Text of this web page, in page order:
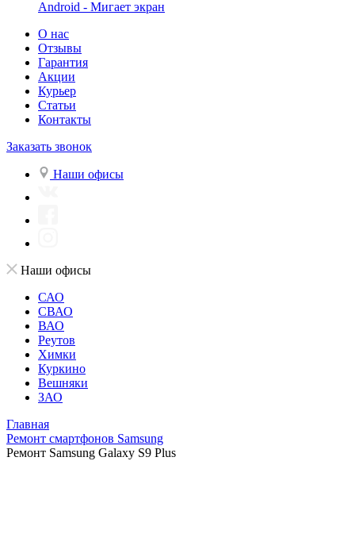
Android - Мигает экран
О нас
Отзывы
Гарантия
Акции
Курьер
Статьи
Контакты
Заказать звонок
Наши офисы
Наши офисы
САО
СВАО
ВАО
Реутов
Химки
Куркино
Вешняки
ЗАО
Главная
Ремонт смартфонов Samsung
Ремонт Samsung Galaxy S9 Plus